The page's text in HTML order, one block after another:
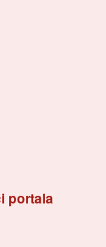
portala